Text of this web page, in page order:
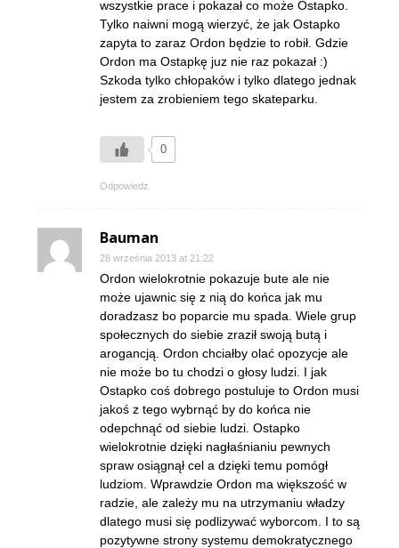
wszystkie prace i pokazał co może Ostapko.
Tylko naiwni mogą wierzyć, że jak Ostapko
zapyta to zaraz Ordon będzie to robił. Gdzie
Ordon ma Ostapkę juz nie raz pokazał :)
Szkoda tylko chłopaków i tylko dlatego jednak
jestem za zrobieniem tego skateparku.
0
Odpowiedz
Bauman
28 września 2013 at 21:22
Ordon wielokrotnie pokazuje bute ale nie
może ujawnic się z nią do końca jak mu
doradzasz bo poparcie mu spada. Wiele grup
społecznych do siebie zraził swoją butą i
arogancją. Ordon chciałby olać opozycje ale
nie może bo tu chodzi o głosy ludzi. I jak
Ostapko coś dobrego postuluje to Ordon musi
jakoś z tego wybrnąć by do końca nie
odepchnąć od siebie ludzi. Ostapko
wielokrotnie dzięki nagłaśnianiu pewnych
spraw osiągnął cel a dzięki temu pomógł
ludziom. Wprawdzie Ordon ma większość w
radzie, ale zależy mu na utrzymaniu władzy
dlatego musi się podlizywać wyborcom. I to są
pozytywne strony systemu demokratycznego